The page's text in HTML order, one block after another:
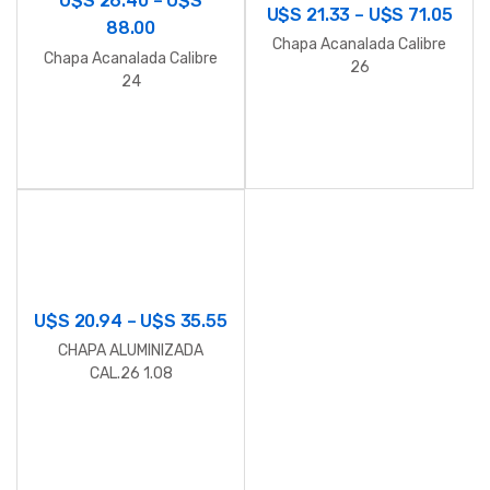
88.00
Chapa Acanalada Calibre
24
U$S 21.33 – U$S 71.05
Chapa Acanalada Calibre
26
U$S 20.94 – U$S 35.55
CHAPA ALUMINIZADA
CAL.26 1.08